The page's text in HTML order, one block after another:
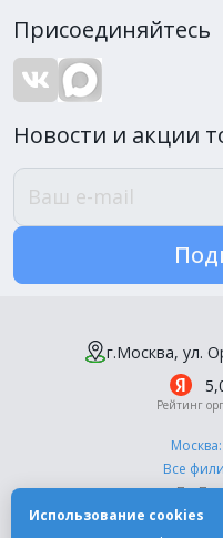
Присоединяйтесь
Новости и акции
г.Москва, ул.
Рейтинг
Москва:
Все
Пн-Пт,
Использование cookies